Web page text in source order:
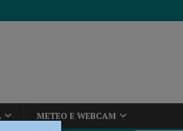
METEO E WEBCAM